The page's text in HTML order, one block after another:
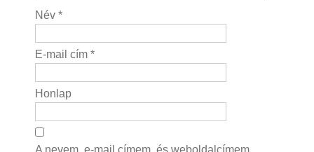
Név *
E-mail cím *
Honlap